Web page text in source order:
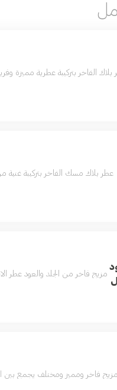
الفاخر بتركيبة عطرية مميزة وفريدة بحجم 160 مل يدوم طويلا على البشرة ويمنحك إحساسا
عطر بلاك مسك الفاخر بتركيبة غنية
مزيج فاخر من الجلد والعود عطر
مزيج فاخر ومميز ومختلف يجمع بين